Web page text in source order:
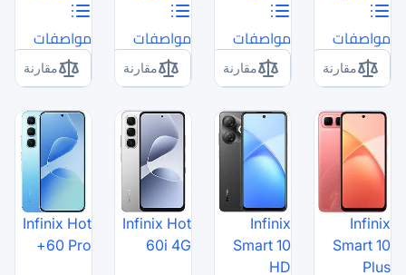
مواصفات
مقارنة
مواصفات
مقارنة
Infinix Hot
60i 4G
Infinix Hot
60 Pro+